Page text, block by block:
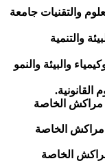
والتقنيات جامعة
والتنمية
والبيئة والنمو
القانونية.
مراكش الخاصة
مراكش الخاصة
الخاصة